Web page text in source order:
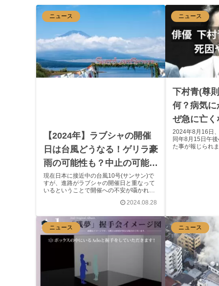
ニュース
【2024年】ラブシャの開催
日は台風どうなる！ゲリラ豪
雨の可能性も？中止の可能性
も？”SWEET LOVE
SHOWER 2024″
現在日本に接近中の台風10号(サンサン)で
すが、進路がラブシャの開催日と重なって
いるということで開催への不安が囁かれだ
日には台風が直撃の予定ですが、開催に影
実...
2024.08.28
ニュース
下村青(尊
何？病気
ぜ急に亡
か
2024年8月16日
同年8月15日午
た事が報じられ
ニュース ニュース